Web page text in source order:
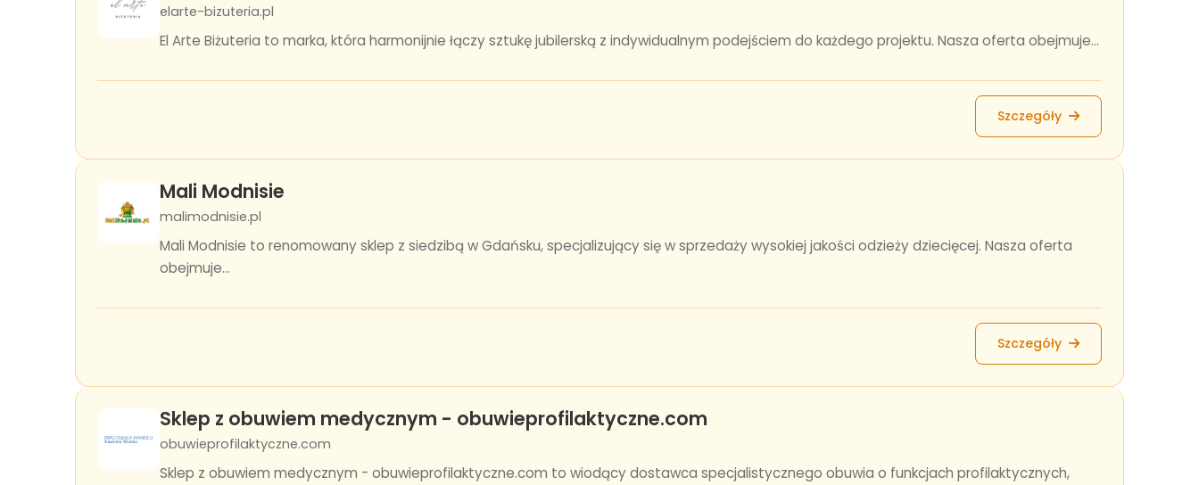
elarte-bizuteria.pl
El Arte Biżuteria to marka, która harmonijnie łączy sztukę jubilerską z indywidualnym podejściem do każdego projektu. Nasza oferta obejmuje...
Szczegóły
Mali Modnisie
malimodnisie.pl
Mali Modnisie to renomowany sklep z siedzibą w Gdańsku, specjalizujący się w sprzedaży wysokiej jakości odzieży dziecięcej. Nasza oferta
obejmuje...
Szczegóły
Sklep z obuwiem medycznym - obuwieprofilaktyczne.com
obuwieprofilaktyczne.com
Sklep z obuwiem medycznym - obuwieprofilaktyczne.com to wiodący dostawca specjalistycznego obuwia o funkcjach profilaktycznych,